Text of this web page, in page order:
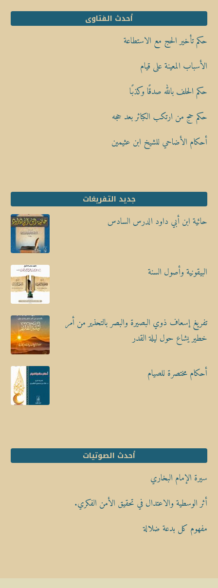
أحدث الفتاوى
حكم تأخير الحج مع الاستطاعة
الأسباب المعينة على قيام
حكم الحلف بالله صدقًا وكذبًا
حكم حج من ارتكب الكبائر بعد حجه
أحكام الأضاحي للشيخ ابن عثيمين
جديد التفريغات
حائية ابن أبي داود الدرس السادس
البيقونية وأصول السنة
تفريغ إسعاف ذوي البصيرة والبصر بالتحذير من أمر
خطير يشاع حول ليلة القدر
أحكام مختصرة للصيام
أحدث الصوتيات
سيرة الإمام البخاري
أثر الوسطية والاعتدال في تحقيق الأمن الفكري.
مفهوم كل بدعة ضلالة